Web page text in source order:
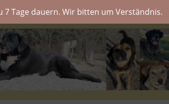
Tage dauern. Wir bitten um Verständnis.